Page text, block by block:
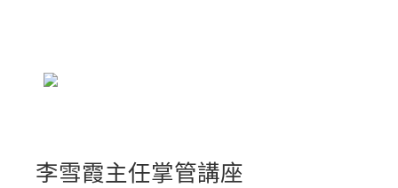
李雪霞主任掌管講座